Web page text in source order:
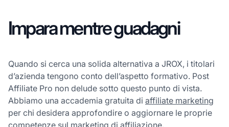
Impara mentre guadagni
Quando si cerca una solida alternativa a JROX, i titolari
d’azienda tengono conto dell’aspetto formativo. Post
Affiliate Pro non delude sotto questo punto di vista.
Abbiamo una accademia gratuita di affiliate marketing
per chi desidera approfondire o aggiornare le proprie
competenze sul marketing di affiliazione.